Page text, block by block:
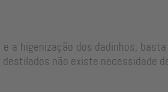
a higenização dos dadinhos,
não existe necessidade